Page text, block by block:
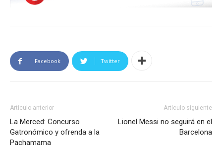
Facebook Twitter
Artículo anterior
La Merced: Concurso
Gatronómico y ofrenda a la
Pachamama
Artículo siguiente
Lionel Messi no seguirá en el
Barcelona